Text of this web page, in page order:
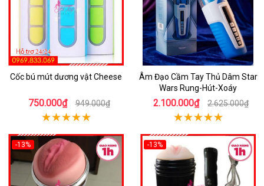
Cốc bú mút dương vật Cheese
750.000₫ 949.000₫
Âm Đạo Cầm Tay Thủ Dâm Star
Wars Rung-Hút-Xoáy
2.100.000₫ 2.625.000₫
-13% -13%